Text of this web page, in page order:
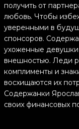
получить от
любовь. Чтобы
уверенными в
спонсоров.
ухоженные
внешностью. Леди
комплименты и
восхищаются их
Содержанки
своих финансовых